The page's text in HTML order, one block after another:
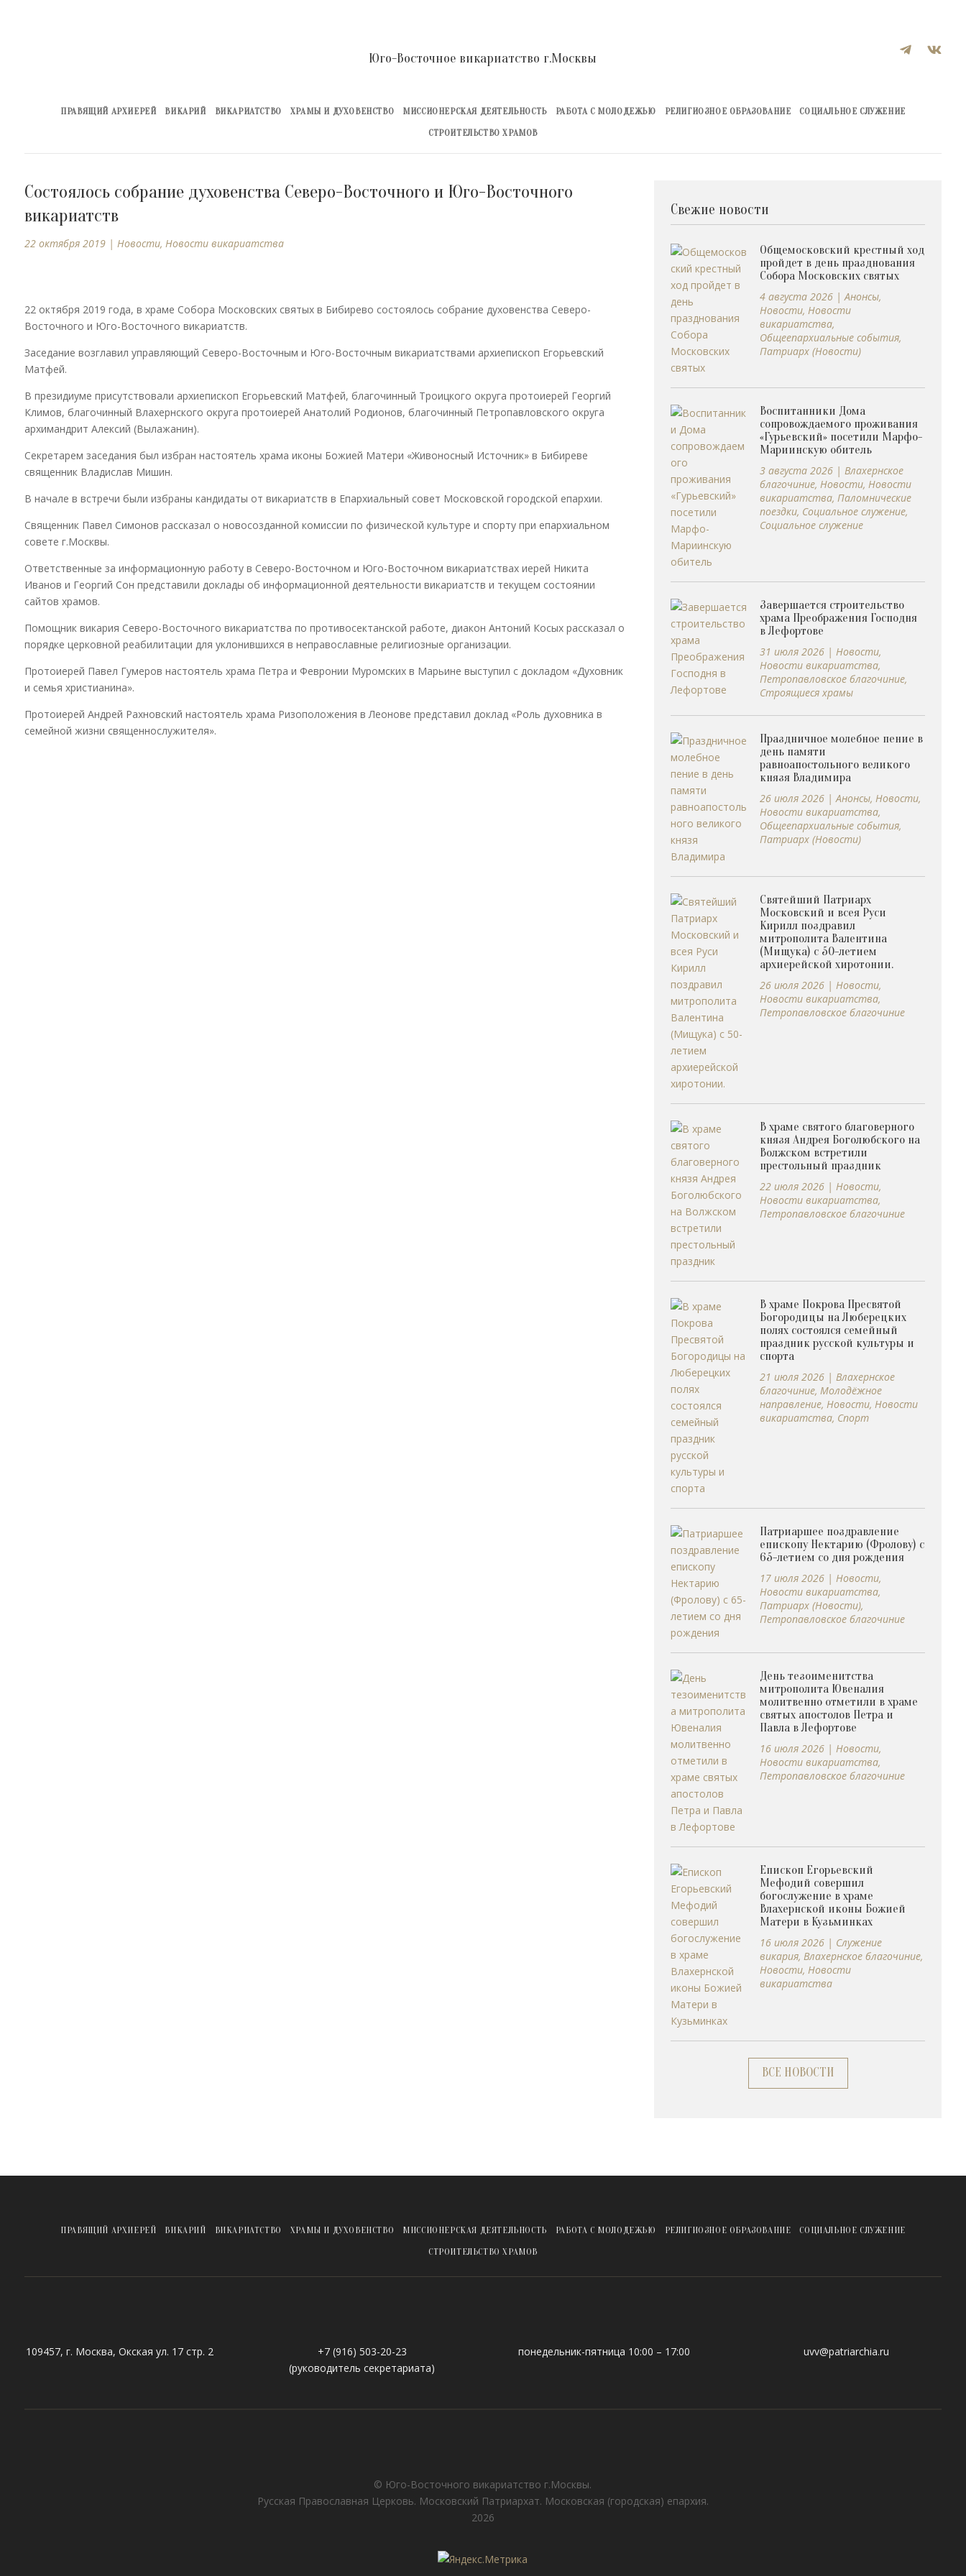
 
Юго-Восточное викариатство г.Москвы
ПРАВЯЩИЙ АРХИЕРЕЙ ВИКАРИЙ ВИКАРИАТСТВО ХРАМЫ И ДУХОВЕНСТВО МИССИОНЕРСКАЯ ДЕЯТЕЛЬНОСТЬ РАБОТА С МОЛОДЕЖЬЮ РЕЛИГИОЗНОЕ ОБРАЗОВАНИЕ
СОЦИАЛЬНОЕ СЛУЖЕНИЕ
СТРОИТЕЛЬСТВО ХРАМОВ
Состоялось собрание духовенства Северо-Восточного и Юго-Восточного
викариатств
22 октября 2019| Новости, Новости викариатства
22 октября 2019 года, в храме Собора Московских святых в Бибирево состоялось собрание духовенства Северо-
Восточного и Юго-Восточного викариатств.
Заседание возглавил управляющий Северо-Восточным и Юго-Восточным викариатствами архиепископ Егорьевский
Матфей.
В президиуме присутствовали архиепископ Егорьевский Матфей, благочинный Троицкого округа протоиерей Георгий
Климов, благочинный Влахернского округа протоиерей Анатолий Родионов, благочинный Петропавловского округа
архимандрит Алексий (Вылажанин).
Секретарем заседания был избран настоятель храма иконы Божией Матери «Живоносный Источник» в Бибиреве
священник Владислав Мишин.
В начале в встречи были избраны кандидаты от викариатств в Епархиальный совет Московской городской епархии.
Священник Павел Симонов рассказал о новосозданной комиссии по физической культуре и спорту при епархиальном
совете г.Москвы.
Ответственные за информационную работу в Северо-Восточном и Юго-Восточном викариатствах иерей Никита
Иванов и Георгий Сон представили доклады об информационной деятельности викариатств и текущем состоянии
сайтов храмов.
Помощник викария Северо-Восточного викариатства по противосектанской работе, диакон Антоний Косых рассказал о
порядке церковной реабилитации для уклонившихся в неправославные религиозные организации.
Протоиерей Павел Гумеров настоятель храма Петра и Февронии Муромских в Марьине выступил с докладом «Духовник
и семья христианина».
Протоиерей Андрей Рахновский настоятель храма Ризоположения в Леонове представил доклад «Роль духовника в
семейной жизни священнослужителя».
Свежие новости
Общемосковский крестный ход
пройдет в день празднования
Собора Московских святых
4 августа 2026 |Анонсы,
Новости,Новости
викариатства,
Общеепархиальные события,
Патриарх (Новости)
Воспитанники Дома
сопровождаемого проживания
«Гурьевский» посетили Марфо-
Мариинскую обитель
3 августа 2026 |Влахернское
благочиние,Новости,Новости
викариатства,Паломнические
поездки, Социальное служение,
Социальное служение
Завершается строительство
храма Преображения Господня
в Лефортове
31 июля 2026 |Новости,
Новости викариатства,
Петропавловское благочиние,
Строящиеся храмы
Праздничное молебное пение в
день памяти
равноапостольного великого
князя Владимира
26 июля 2026 |Анонсы,Новости,
Новости викариатства,
Общеепархиальные события,
Патриарх (Новости)
Святейший Патриарх
Московский и всея Руси
Кирилл поздравил
митрополита Валентина
(Мищука) с 50-летием
архиерейской хиротонии.
26 июля 2026 |Новости,
Новости викариатства,
Петропавловское благочиние
В храме святого благоверного
князя Андрея Боголюбского на
Волжском встретили
престольный праздник
22 июля 2026 |Новости,
Новости викариатства,
Петропавловское благочиние
В храме Покрова Пресвятой
Богородицы на Люберецких
полях состоялся семейный
праздник русской культуры и
спорта
21 июля 2026 |Влахернское
благочиние,Молодёжное
направление,Новости,Новости
викариатства, Спорт
Патриаршее поздравление
епископу Нектарию (Фролову) с
65-летием со дня рождения
17 июля 2026 |Новости,
Новости викариатства,
Патриарх (Новости),
Петропавловское благочиние
День тезоименитства
митрополита Ювеналия
молитвенно отметили в храме
святых апостолов Петра и
Павла в Лефортове
16 июля 2026 |Новости,
Новости викариатства,
Петропавловское благочиние
Епископ Егорьевский
Мефодий совершил
богослужение в храме
Влахернской иконы Божией
Матери в Кузьминках
16 июля 2026 | Cлужение
викария,Влахернское благочиние,
Новости,Новости
викариатства
ВСЕ НОВОСТИ
ПРАВЯЩИЙ АРХИЕРЕЙ ВИКАРИЙ ВИКАРИАТСТВО ХРАМЫ И ДУХОВЕНСТВО МИССИОНЕРСКАЯ ДЕЯТЕЛЬНОСТЬ РАБОТА С МОЛОДЕЖЬЮ РЕЛИГИОЗНОЕ ОБРАЗОВАНИЕ
СОЦИАЛЬНОЕ СЛУЖЕНИЕ
СТРОИТЕЛЬСТВО ХРАМОВ
109457, г. Москва, Окская ул. 17 стр. 2
+7 (916) 503-20-23
(руководитель секретариата)
понедельник-пятница 10:00 – 17:00 uvv@patriarchia.ru
© Юго-Восточного викариатствo г.Москвы.
Русская Православная Церковь. Московский Патриархат. Московская (городская) епархия.
2026